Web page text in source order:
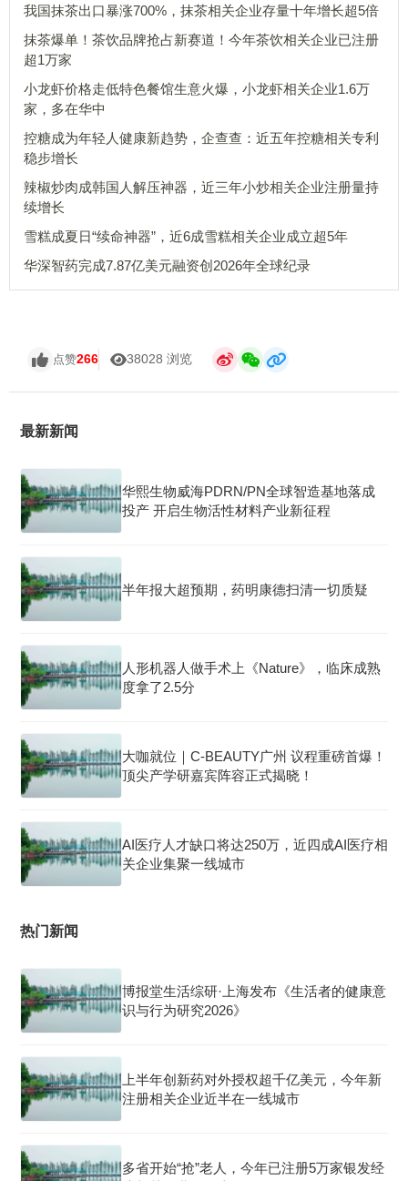
我国抹茶出口暴涨700%，抹茶相关企业存量十年增长超5倍
抹茶爆单！茶饮品牌抢占新赛道！今年茶饮相关企业已注册
超1万家
小龙虾价格走低特色餐馆生意火爆，小龙虾相关企业1.6万
家，多在华中
控糖成为年轻人健康新趋势，企查查：近五年控糖相关专利
稳步增长
辣椒炒肉成韩国人解压神器，近三年小炒相关企业注册量持
续增长
雪糕成夏日“续命神器”，近6成雪糕相关企业成立超5年
华深智药完成7.87亿美元融资创2026年全球纪录
点赞266 38028 浏览
最新新闻
华熙生物威海PDRN/PN全球智造基地落成
投产 开启生物活性材料产业新征程
半年报大超预期，药明康德扫清一切质疑
人形机器人做手术上《Nature》，临床成熟
度拿了2.5分
大咖就位｜C-BEAUTY广州 议程重磅首爆！
顶尖产学研嘉宾阵容正式揭晓！
AI医疗人才缺口将达250万，近四成AI医疗相
关企业集聚一线城市
热门新闻
博报堂生活综研·上海发布《生活者的健康意
识与行为研究2026》
上半年创新药对外授权超千亿美元，今年新
注册相关企业近半在一线城市
多省开始“抢”老人，今年已注册5万家银发经